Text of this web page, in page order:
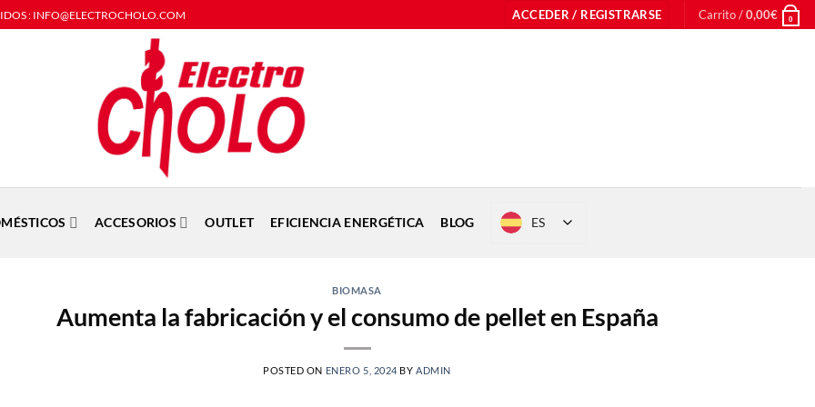
: INFO@ELECTROCHOLO.COM ACCEDER / REGISTRARSE Carrito /0,00€ 0
ACCESORIOS OUTLET EFICIENCIA ENERGÉTICA BLOG ES
BIOMASA
Aumenta la fabricación y el consumo de pellet en España
POSTED ON ENERO 5, 2024 BY ADMIN